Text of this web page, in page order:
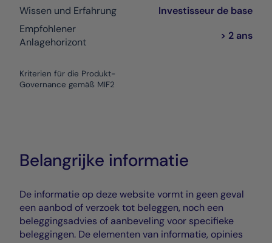
Wissen und Erfahrung
Investisseur de base
Empfohlener
Anlagehorizont
> 2 ans
Kriterien für die Produkt-
Governance gemäß MIF2
Belangrijke informatie
De informatie op deze website vormt in geen geval
een aanbod of verzoek tot beleggen, noch een
beleggingsadvies of aanbeveling voor specifieke
beleggingen. De elementen van informatie, opinies